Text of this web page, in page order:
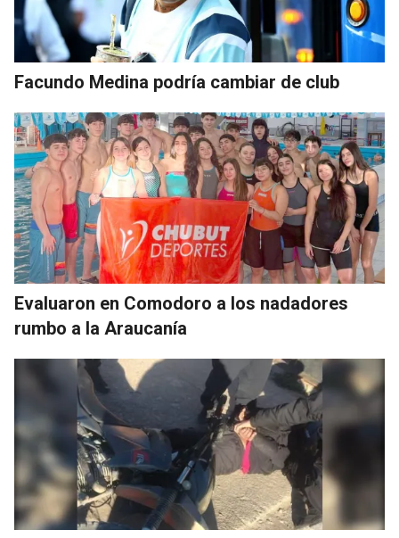
Facundo Medina podría cambiar de club
Evaluaron en Comodoro a los nadadores
rumbo a la Araucanía